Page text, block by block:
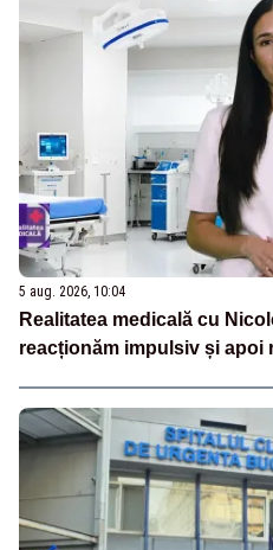
5 aug. 2026, 10:04
Realitatea medicală cu
reacționăm impulsiv și apoi